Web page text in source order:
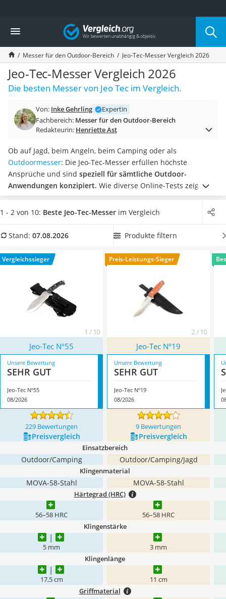
Die beliebtesten Vergleiche nach Kategorie
Freizeit & Sport
Gartentrampolin
Trampolin
Metalldetektor
Eufab-Fahrradträger
Trampolin 366 cm
Aluminium-Koffer
Futterboot
E-Bike-Dreirad
Trekkingschuhe Herren
Reisetasche mit Rollen
Klimmzugstation
Koffer
Nachtsichtgerät
Handgepäck-Koffer
Wanderschuhe Herren
Sicherheitsweste Reiten
Vergleich
Messer für den Outdoor-Bereich Jeo-Tec-Messer Vergleich 2026
Jeo-Tec-Messer Vergleich 2026
Die besten Messer von Jeo Tec im Vergleich.
Von: Inke Gehrling
Expertin
Fachbereich: Messer für den Outdoor-Bereich
Redakteurin: Henriette Ast
Ob auf Jagd, beim Angeln, beim Camping oder als
Outdoormesser: Die Jeo-Tec-Messer erfüllen höchste
Ansprüche und sind speziell für sämtliche Outdoor-
Anwendungen konzipiert. Wie diverse Online-Tests zeigen,
sind die Messerin der Regel mit einer Öse ausgestattet, an
welcher sich eine Handschlaufe anbringen lässt. Wählen Sie
Vergleichstabelle, um beim Camping ein Feuer entfachen zu
das ModellJeo-Tec Nº55 mit seinen Eigenschaften.
1 - 2 von 10: Beste Jeo-Tec-Messer im Vergleich
Stand: 07.08.2026 Produkte filtern
Vergleichssieger
1 / 10
Preis-Leistungs-Sieger
2 / 10
Jeo-Tec Nº55 Jeo-Tec Nº19
Unsere Bewertung
SEHR GUT
Jeo-Tec Nº55
08/2026
Unsere Bewertung
SEHR GUT
Jeo-Tec Nº19
08/2026
229 Bewertungen 9 Bewertungen
Preis­vergleich Preis­vergleich
Einsatzbereich
Outdoor/Camping Outdoor/Camping/Jagd
Klingenmaterial
MOVA-58-Stahl MOVA-58-Stahl
Härtegrad (HRC)
56–58 HRC 56–58 HRC
Klingenstärke
5 mm 3 mm
Klingenlänge
17,5 cm 11 cm
Griffmaterial